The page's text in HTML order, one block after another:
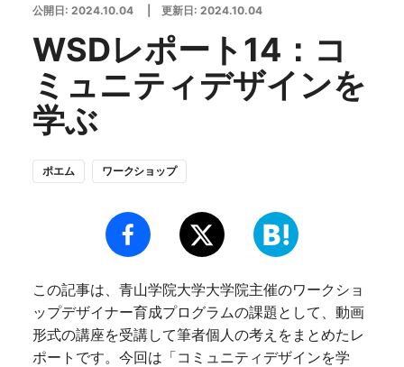
公開日: 2024.10.04 | 更新日: 2024.10.04
WSDレポート14：コ
ミュニティデザインを
学ぶ
ポエム ワークショップ
この記事は、青山学院大学大学院主催のワークショ
ップデザイナー育成プログラムの課題として、動画
形式の講座を受講して筆者個人の考えをまとめたレ
ポートです。今回は「コミュニティデザインを学